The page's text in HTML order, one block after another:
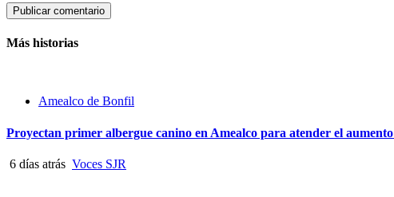
Más historias
Amealco de Bonfil
Proyectan primer albergue canino en Amealco para atender el
6 días atrás Voces SJR